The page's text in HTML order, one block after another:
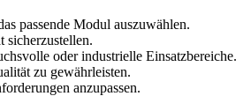
passende Modul auszuwählen.
sicherzustellen.
oder industrielle Einsatzbereiche.
zu gewährleisten.
anzupassen.